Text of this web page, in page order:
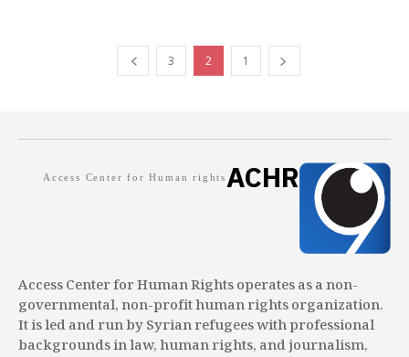
1
2
3
ACHR
Access Center for Human rights
Access Center for Human Rights operates as a non-
governmental, non-profit human rights organization.
It is led and run by Syrian refugees with professional
backgrounds in law, human rights, and journalism,